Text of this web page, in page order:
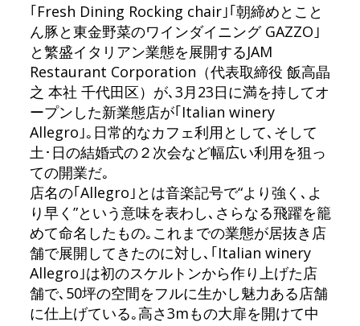
｢Fresh Dining Rocking chair｣｢朝締めとこと
ん豚と東金野菜のワインダイニング GAZZO｣
と繁盛イタリアン業態を展開するJAM
Restaurant Corporation（代表取締役 飯高晶
之 本社 千代田区）が､3月23日に満を持してオ
ープンした新業態店が｢Italian winery
Allegro｣｡日常的なカフェ利用として､そして
土･日の結婚式の２次会など幅広い利用を狙っ
ての開業だ｡
店名の｢Allegro｣とは音楽記号で“より強く､よ
り早く”という意味を表わし､さらなる飛躍を籠
めて命名したもの｡これまでの業態が居抜き店
舗で展開してきたのに対し､｢Italian winery
Allegro｣は初のスケルトンから作り上げた店
舗で､50坪の空間をフルに生かし魅力ある店舗
に仕上げている｡高さ3mもの大扉を開けて中